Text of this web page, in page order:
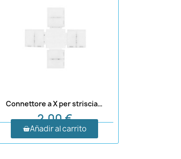
Connettore a X per striscia LED 10mm 2p
2,00 €
Añadir al carrito